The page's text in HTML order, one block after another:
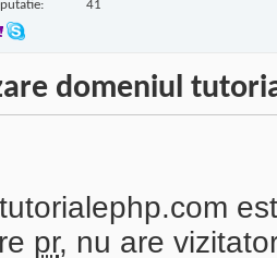
41
domeniul
pr, nu are